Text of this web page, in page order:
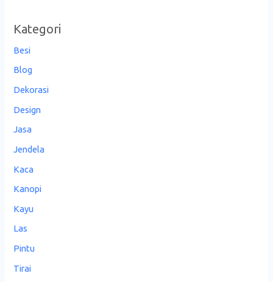
Kategori
Besi
Blog
Dekorasi
Design
Jasa
Jendela
Kaca
Kanopi
Kayu
Las
Pintu
Tirai